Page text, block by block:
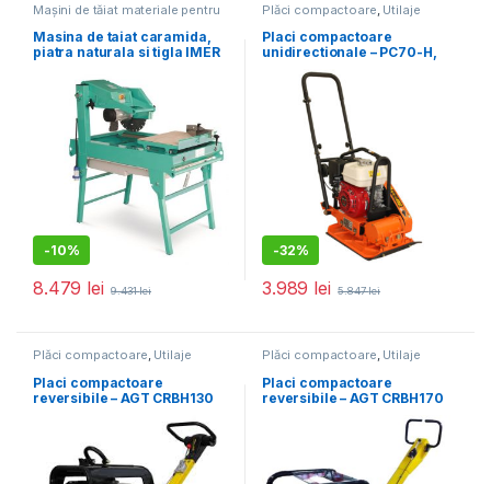
Mașini de tăiat materiale pentru
construcții Utilaje pentru
construcții
Masina de taiat caramida,
piatra naturala si tigla IMER
400mm inclus
-10%
8.479 lei 9.431lei
Plăci compactoare Utilaje
pentru construcții
Placi compactoare
unidirectionale – PC70-H,
11.5 kN, motor Honda,
benzina 5.5 cp, greutate 65
-32%
3.989 lei 5.847lei
Plăci compactoare, Utilaje
Placi compactoare
reversibile – AGT CRBH130
Plăci compactoare, Utilaje
Placi compactoare
reversibile – AGT CRBH170